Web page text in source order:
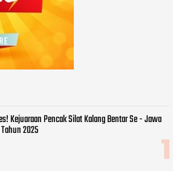
Kejuaraan Pencak Silat Kalang Bentar Se - Jawa
2025